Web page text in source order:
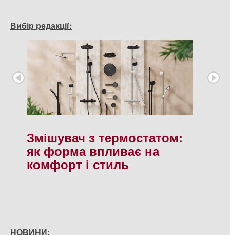
Вибір редакції:
Змішувач з термостатом:
як форма впливає на
комфорт і стиль
НОВИНИ: